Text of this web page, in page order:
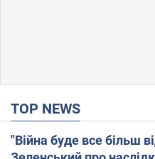
TOP NEWS
"Війна буде все більш